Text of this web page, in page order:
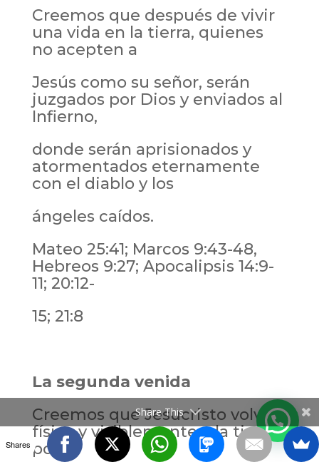
Creemos que después de vivir
una vida en la tierra, quienes
no acepten a
Jesús como su señor, serán
juzgados por Dios y enviados al
Infierno,
donde serán aprisionados y
atormentados eternamente
con el diablo y los
ángeles caídos.
Mateo 25:41; Marcos 9:43-48,
Hebreos 9:27; Apocalipsis 14:9-
11; 20:12-
15; 21:8
La segunda venida
Creemos que Jesucristo volverá
física y visiblemente a la tierra,
por
Share This
Shares